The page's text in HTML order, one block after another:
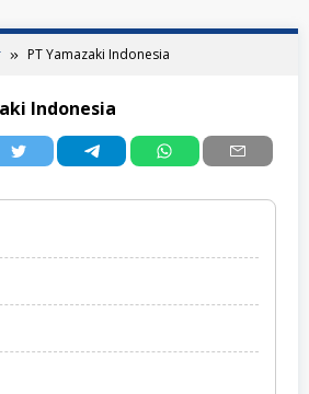
PT Yamazaki Indonesia
Indonesia